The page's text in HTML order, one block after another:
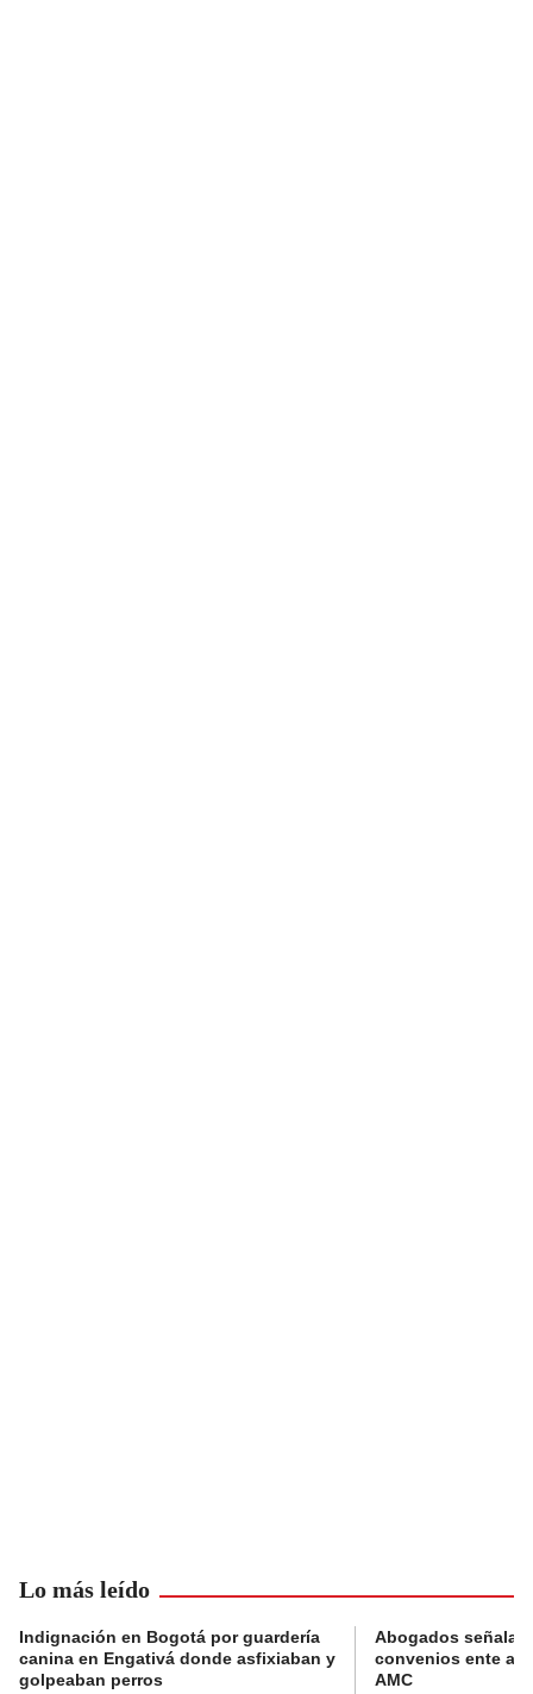
Lo más leído
Indignación en Bogotá por guardería
canina en Engativá donde asfixiaban y
golpeaban perros
Abogados
convenios ente
AMC